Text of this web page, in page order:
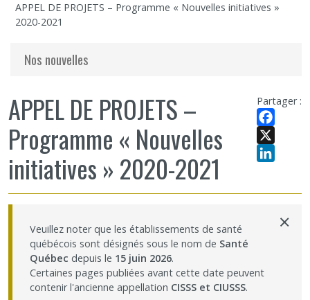
Recherche
Partageons nos savoirs
Emplois et stages
Nous joindre
Plan du site
APPEL DE PROJETS – Programme « Nouvelles initiatives »
2020-2021
Nos nouvelles
Partager :
Facebook
X
APPEL DE PROJETS –
Programme « Nouvelles
initiatives » 2020-2021
Veuillez noter que les établissements de santé
québécois sont désignés sous le nom de Santé
Québec depuis le 15 juin 2026.
Certaines pages publiées avant cette date peuvent
contenir l'ancienne appellation CISSS et CIUSSS.
×